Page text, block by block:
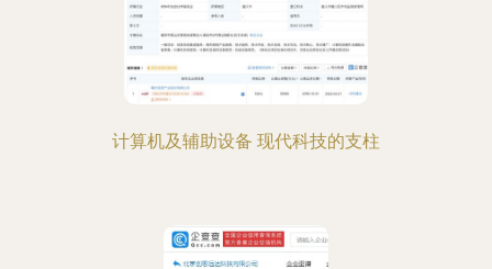
计算机及辅助设备 现代科技的支柱